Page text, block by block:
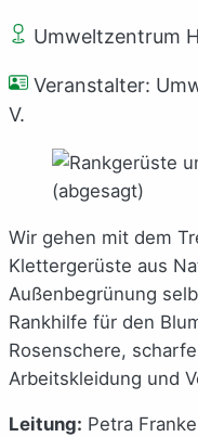
Umweltzentrum
Veranstalter:
V.
Wir gehen mit dem
Klettergerüste aus
Außenbegrünung
Rankhilfe für den
Rosenschere,
Arbeitskleidung und
Leitung: Petra